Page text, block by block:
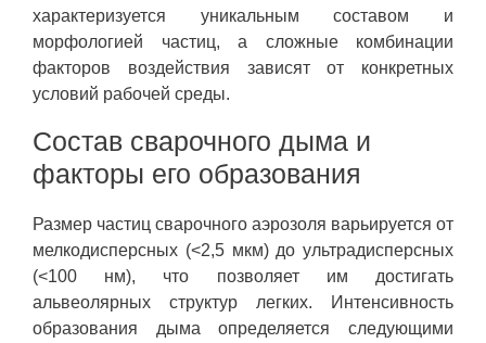
характеризуется уникальным составом и
морфологией частиц, а сложные комбинации
факторов воздействия зависят от конкретных
условий рабочей среды.
Состав сварочного дыма и
факторы его образования
Размер частиц сварочного аэрозоля варьируется от
мелкодисперсных (<2,5 мкм) до ультрадисперсных
(<100 нм), что позволяет им достигать
альвеолярных структур легких. Интенсивность
образования дыма определяется следующими